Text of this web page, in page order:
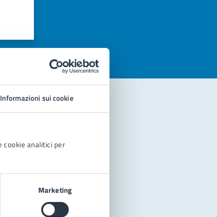
Informazioni sui cookie
cookie analitici per
Marketing